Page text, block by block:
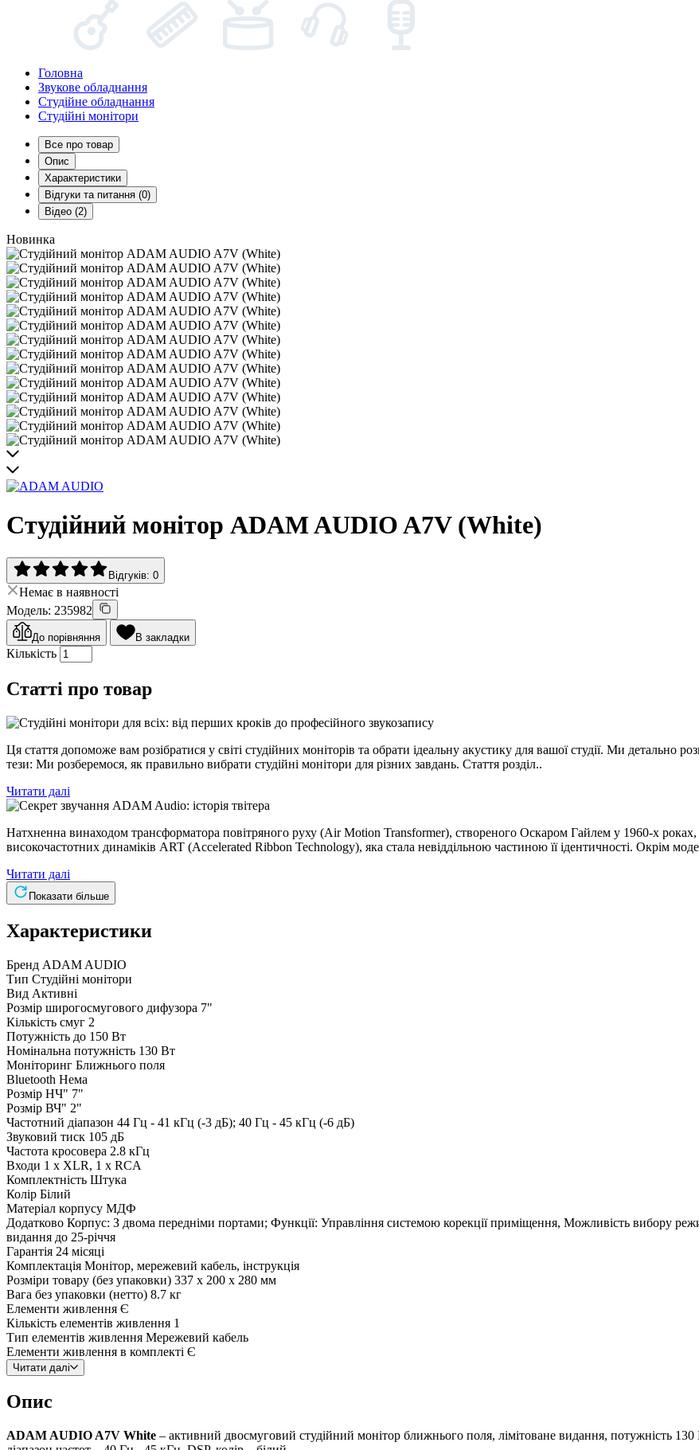
Головна
Звукове обладнання
Студійне обладнання
Студійні монітори
Все про товар
Опис
Характеристики
Відгуки та питання (0)
Відео (2)
Новинка
Студійний монітор ADAM AUDIO A7V (White)
Відгуків: 0
Немає в наявності
Модель: 235982
До порівняння В закладки
Кількість
Статті про товар
Ця стаття допоможе вам розібратися у світі студійних моніторів та обрати ідеальну акустику для вашої студії. Ми детально
тези: Ми розберемося, як правильно вибрати студійні монітори для різних завдань. Стаття розділ..
Читати далі
Натхненна винаходом трансформатора повітряного руху (Air Motion Transformer), створеного Оскаром Гайлем у 1960-х
високочастотних динаміків ART (Accelerated Ribbon Technology), яка стала невіддільною частиною її ідентичності. Окрім
Читати далі
Показати більше
Характеристики
Бренд ADAM AUDIO
Тип Студійні монітори
Вид Активні
Розмір широгосмугового дифузора 7"
Кількість смуг 2
Потужність до 150 Вт
Номінальна потужність 130 Вт
Моніторинг Ближнього поля
Bluetooth Нема
Розмір НЧ" 7"
Розмір ВЧ" 2"
Частотний діапазон 44 Гц - 41 кГц (-3 дБ); 40 Гц - 45 кГц (-6 дБ)
Звуковий тиск 105 дБ
Частота кросовера 2.8 кГц
Входи 1 x XLR, 1 x RCA
Комплектність Штука
Колір Білий
Матеріал корпусу МДФ
Додатково Корпус: З двома передніми портами; Функції: Управління системою корекції приміщення, Можливість вибору
видання до 25-річчя
Гарантія 24 місяці
Комплектація Монітор, мережевий кабель, інструкція
Розміри товару (без упаковки) 337 x 200 x 280 мм
Вага без упаковки (нетто) 8.7 кг
Елементи живлення Є
Кількість елементів живлення 1
Тип елементів живлення Мережевий кабель
Елементи живлення в комплекті Є
Читати далі
Опис
ADAM AUDIO A7V White – активний двосмуговий студійний монітор ближнього поля, лімітоване видання, потужність